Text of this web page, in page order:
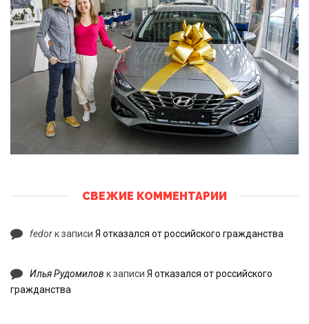
СВЕЖИЕ КОММЕНТАРИИ
fedorк записи Я отказался от российского гражданства
Илья Рудомилов к записи Я отказался от российского
гражданства